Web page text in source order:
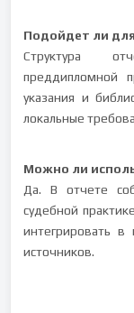
Подойдет ли
Структура
преддипломной
указания и
локальные
Можно ли
Да. В отчете
судебной
интегрировать
источников.